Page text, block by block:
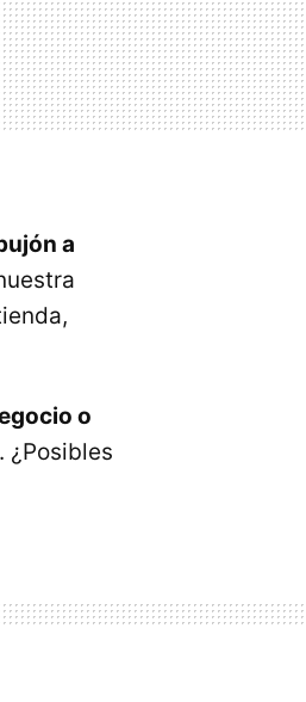
a
o
¿Posibles